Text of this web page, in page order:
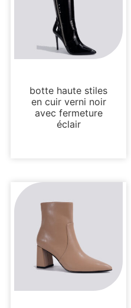
botte haute stiles
en cuir verni noir
avec fermeture
éclair